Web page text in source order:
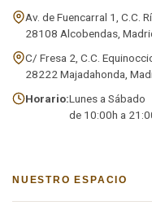
Av. de Fuencarral 1, C.C.
28108 Alcobendas,
C/ Fresa 2, C.C.
28222 Majadahonda,
Horario:Lunes a Sábado
de 10:00h a
NUESTRO ESPACIO